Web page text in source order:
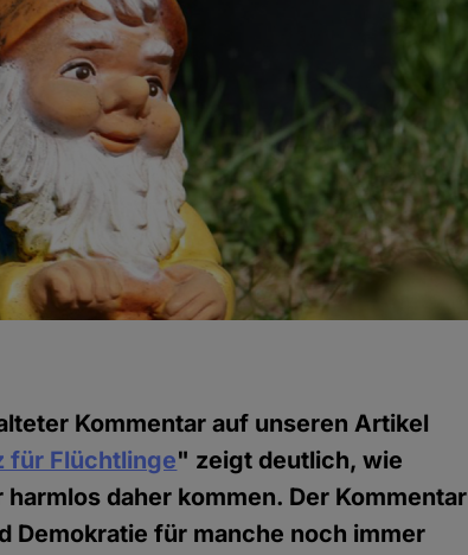
Kommentar auf unseren Artikel
für Flüchtlinge" zeigt deutlich, wie
daher kommen. Der Kommentar
Demokratie für manche noch immer